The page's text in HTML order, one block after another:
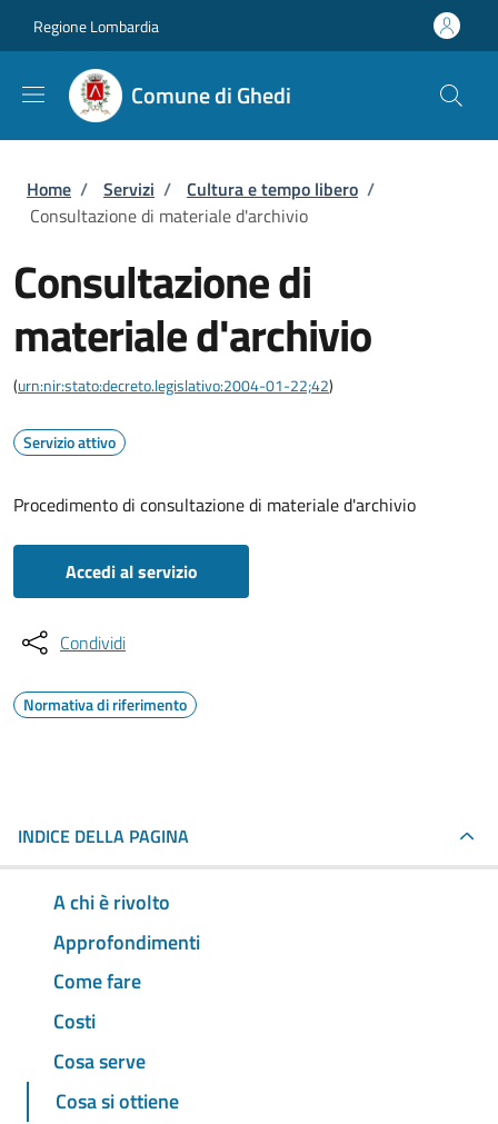
Regione Lombardia
Comune di Ghedi
Briciole di pane
Home / Servizi / Cultura e tempo libero /
Consultazione di materiale d'archivio
Consultazione di
materiale d'archivio
(urn:nir:stato:decreto.legislativo:2004-01-22;42)
Servizio attivo
Procedimento di consultazione di materiale d'archivio
Accedi al servizio
Condividi
Normativa di riferimento
INDICE DELLA PAGINA
A chi è rivolto
Approfondimenti
Come fare
Costi
Cosa serve
Cosa si ottiene